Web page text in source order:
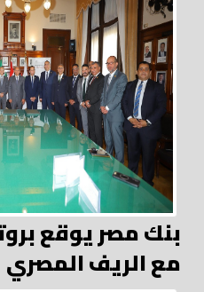
بنك مصر يوقع
مع الريف المصري